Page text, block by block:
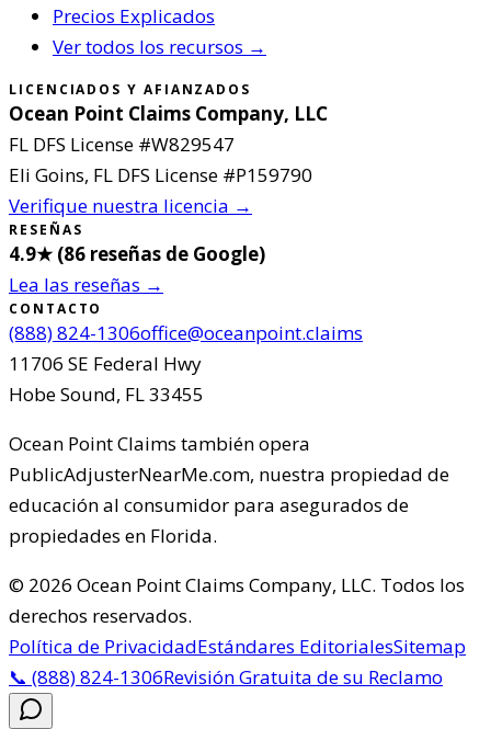
Precios Explicados
Ver todos los recursos →
LICENCIADOS Y AFIANZADOS
Ocean Point Claims Company, LLC
FL DFS License #W829547
Eli Goins, FL DFS License #P159790
Verifique nuestra licencia →
RESEÑAS
4.9★ (86 reseñas de Google)
Lea las reseñas →
CONTACTO
(888) 824-1306office@oceanpoint.claims
11706 SE Federal Hwy
Hobe Sound, FL33455
Ocean Point Claims también opera
PublicAdjusterNearMe.com, nuestra propiedad de
educación al consumidor para asegurados de
propiedades en Florida.
© 2026 Ocean Point Claims Company, LLC. Todos los
derechos reservados.
Política de PrivacidadEstándares EditorialesSitemap
📞 (888) 824-1306Revisión Gratuita de su Reclamo